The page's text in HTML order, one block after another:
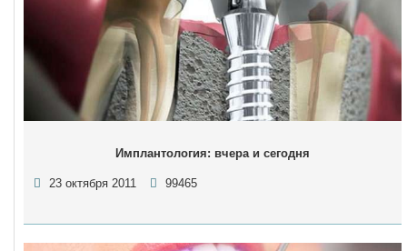
Имплантология: вчера и сегодня
23 октября 2011 99465